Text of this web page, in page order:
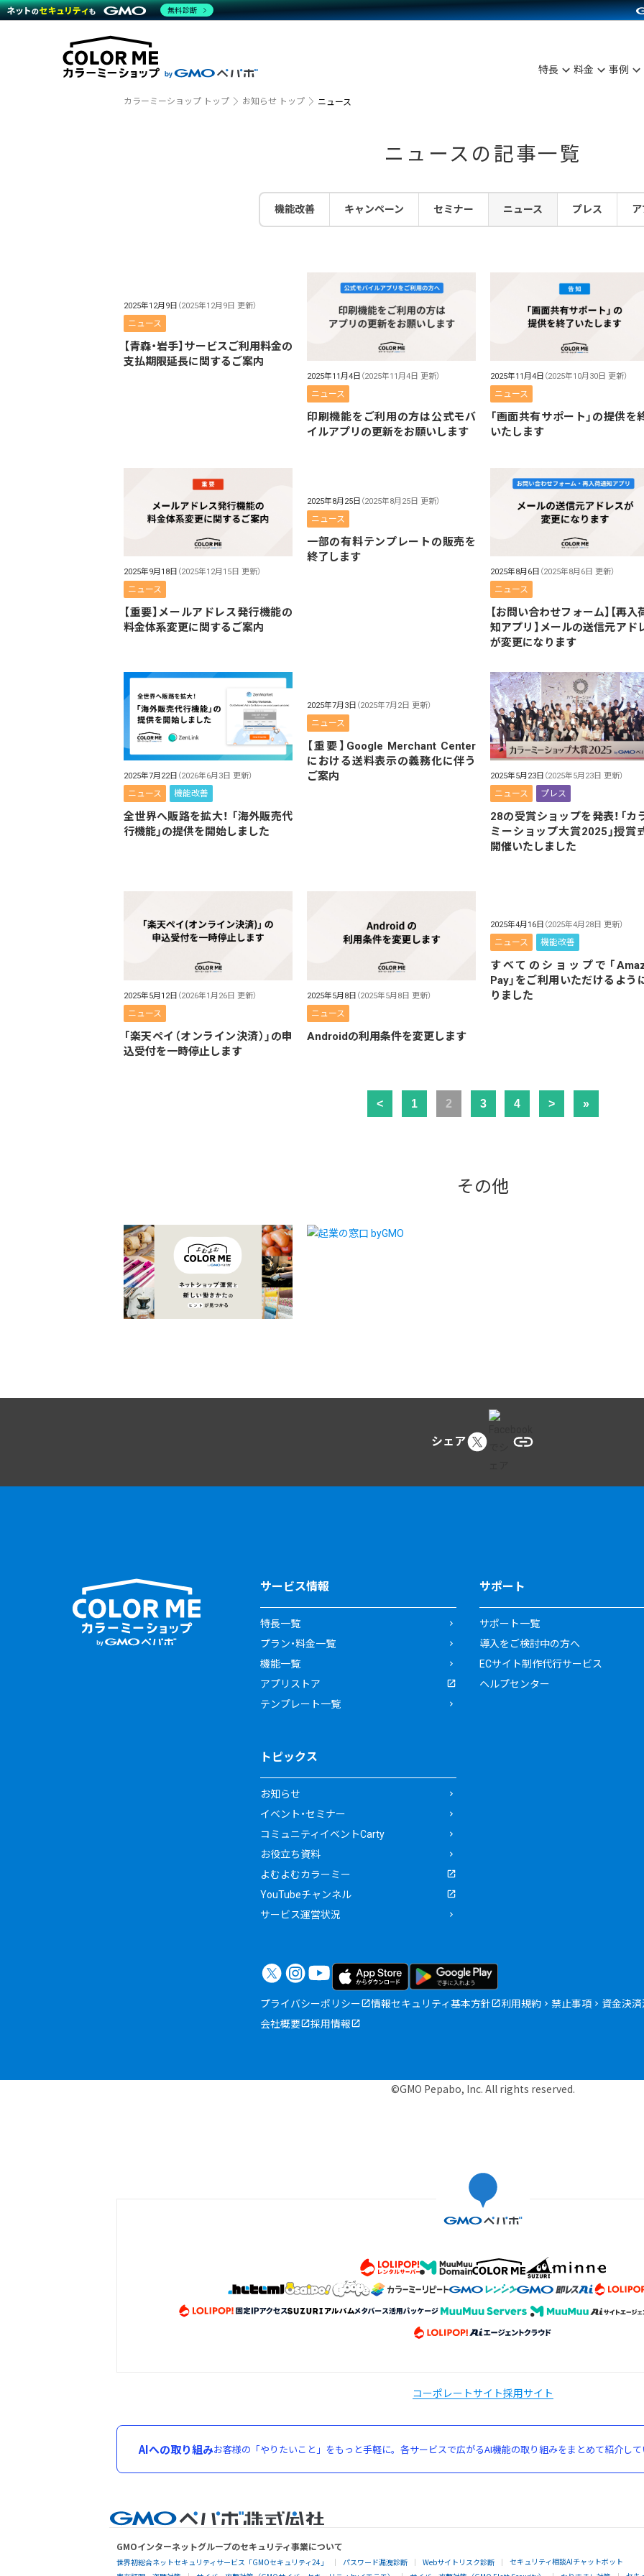
特長 料金 事例
商材一覧を見る
機能一覧を見る
越境EC（海外販売）
複数店舗との連携
雑貨販売
料金
プラン・料金一覧を見る
ラージ
料金シミュレーション
事例
ショップ事例
運営サポート
サポート一覧を見る
お役立ち資料を見る
YouTubeチャンネル
カラーミーショップ トップ お知らせ トップ ニュース
ニュースの記事一覧
機能改善 キャンペーン セミナー ニュース プレス
2025年12月9日 （2025年12月9日 更新）
ニュース
【青森・岩手】サービスご利用料金の
支払期限延長に関するご案内
2025年11月4日 （2025年11月4日 更新）
ニュース
印刷機能をご利用の方は公式モバ
イルアプリの更新をお願いします
2025年11月4日 （2025年10月30日 更新）
ニュース
「画面共有サポート」の提供を
いたします
2025年9月18日 （2025年12月15日 更新）
ニュース
【重要】メールアドレス発行機能の
料金体系変更に関するご案内
2025年8月25日 （2025年8月25日 更新）
ニュース
一部の有料テンプレートの販売を
終了します
2025年8月6日 （2025年8月6日 更新）
ニュース
【お問い合わせフォーム】【再入
知アプリ】メールの送信元アド
が変更になります
2025年7月22日 （2026年6月3日 更新）
ニュース 機能改善
全世界へ販路を拡大！ 「海外販売代
行機能」の提供を開始しました
2025年7月3日 （2025年7月2日 更新）
ニュース
【重要】Google Merchant Center
における送料表示の義務化に伴う
ご案内
2025年5月23日 （2025年5月23日 更新）
ニュース プレス
28の受賞ショップを発表！「カ
ミーショップ大賞2025」授賞
開催いたしました
2025年5月12日 （2026年1月26日 更新）
ニュース
「楽天ペイ（オンライン決済）」の申
込受付を一時停止します
2025年5月8日 （2025年5月8日 更新）
ニュース
Androidの利用条件を変更します
2025年4月16日 （2025年4月28日 更新）
ニュース 機能改善
すべてのショップで「
Pay」をご利用いただけるよう
りました
< 1 2 3 4 > »
その他
シェア
サービス情報
特長一覧
プラン・料金一覧
機能一覧
アプリストア
テンプレート一覧
サポート
サポート一覧
導入をご検討中の方へ
ECサイト制作代行サービス
ヘルプセンター
トピックス
お知らせ
イベント・セミナー
コミュニティイベントCarty
お役立ち資料
よむよむカラーミー
YouTubeチャンネル
サービス運営状況
プライバシーポリシー 情報セキュリティ基本方針 利用規約 禁止事項
資金決
会社概要
採用情報
©GMO Pepabo, Inc. All rights reserved.
コーポレートサイト採用サイト
AIへの取り組みお客様の「やりたいこと」をもっと手軽に。各サービスで広がるAI機能の取り組みをまとめて紹介し
GMOインターネットグループのセキュリティ事業について
世界初総合ネットセキュリティサービス「GMOセキュリティ24」 パスワード漏洩診断 Webサイトリスク診断
セキュリティ相談AIチャットボット
無料診断